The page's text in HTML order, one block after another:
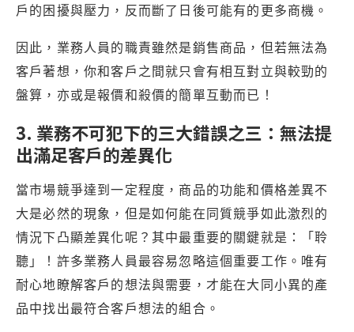
戶的困擾與壓力，反而斷了日後可能有的更多商機。
因此，業務人員的職責雖然是銷售商品，但若無法為
客戶著想，你和客戶之間就只會有相互對立與較勁的
盤算，亦或是報價和殺價的簡單互動而已！
3. 業務不可犯下的三大錯誤之三：無法提
出滿足客戶的差異化
當市場競爭達到一定程度，商品的功能和價格差異不
大是必然的現象，但是如何能在同質競爭如此激烈的
情況下凸顯差異化呢？其中最重要的關鍵就是：「聆
聽」！許多業務人員最容易忽略這個重要工作。唯有
耐心地瞭解客戶的想法與需要，才能在大同小異的產
品中找出最符合客戶想法的組合。